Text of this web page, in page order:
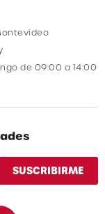
de 09:00 a 14:00
SUSCRIBIRME